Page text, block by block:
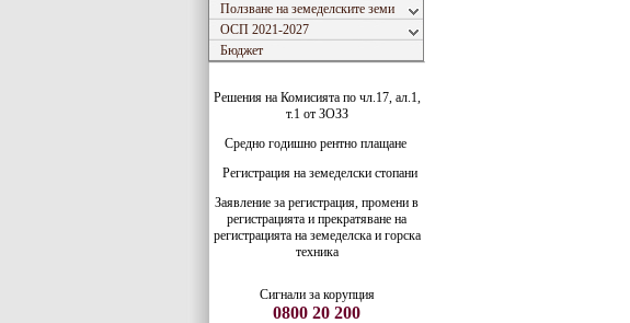
Ползване на земеделските земи
ОСП 2021-2027
Бюджет
Решения на Комисията по чл.17, ал.1,
т.1 от ЗОЗЗ
Средно годишно рентно плащане
Регистрация на земеделски стопани
Заявление за регистрация, промени в
регистрацията и прекратяване на
регистрацията на земеделска и горска
техника
Сигнали за корупция
0800 20 200